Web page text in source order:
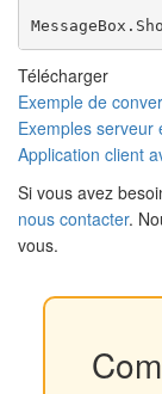
Télécharger
Exemple de
Exemples serveur
Application client
Si vous avez
nous contacter.
vous.